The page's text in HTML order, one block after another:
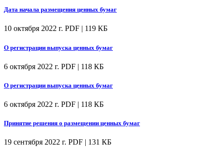
Дата начала размещения ценных бумаг
10 октября 2022 г. PDF | 119 КБ
О регистрации выпуска ценных бумаг
6 октября 2022 г. PDF | 118 КБ
О регистрации выпуска ценных бумаг
6 октября 2022 г. PDF | 118 КБ
Принятие решения о размещении ценных бумаг
19 сентября 2022 г. PDF | 131 КБ